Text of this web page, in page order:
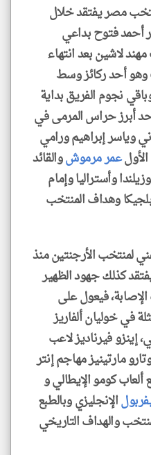
مصر يفتقد خلال
أحمد فتوح بداعي
لاشين بعد انتهاء
وهو أحد ركائز وسط
نجوم الفريق بداية
أبرز حراس المرمى في
وياسر إبراهيم ورامي
عمر مرموشوالقائد
وأستراليا وإمام
وهداف المنتخب
لمنتخب الأرجنتين منذ
أن يفتقد كذلك جهود الظهير
فيعول على
في خوليان ألفاريز
إينزو فيرناديز لاعب
مارتينيز مهاجم إنتر
ألعاب كومو الإيطالي و
الإنجليزي وبالطبع
والهداف التاريخي